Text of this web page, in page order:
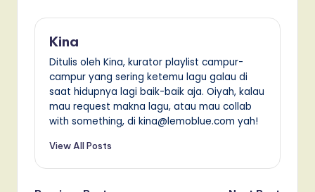
Kina
Ditulis oleh Kina, kurator playlist campur-
campur yang sering ketemu lagu galau di
saat hidupnya lagi baik-baik aja. Oiyah, kalau
mau request makna lagu, atau mau collab
with something, di kina@lemoblue.com yah!
View All Posts